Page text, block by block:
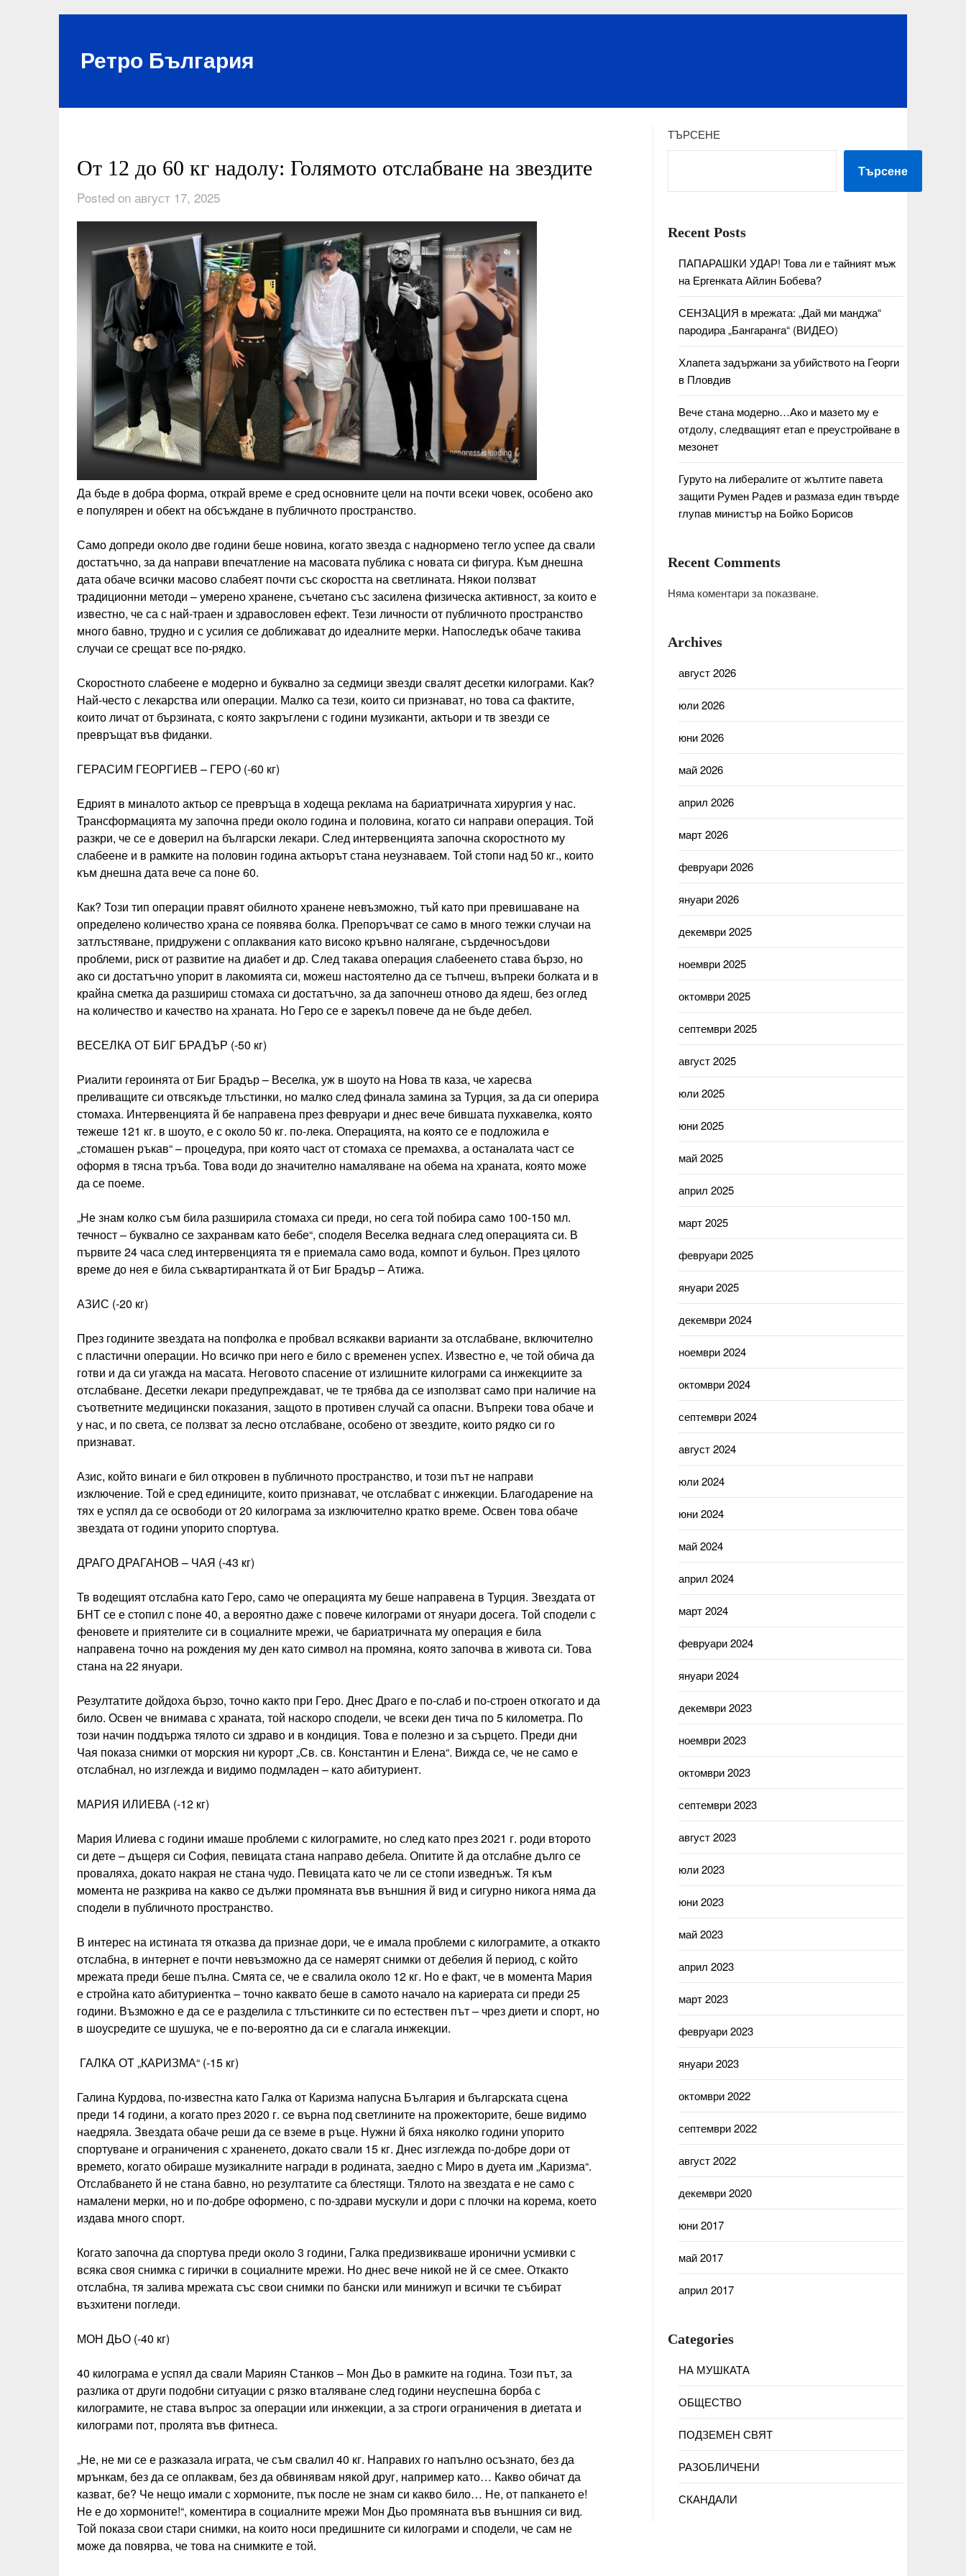
Ретро България
От 12 до 60 кг надолу: Голямото отслабване на звездите
Posted on август 17, 2025
Да бъде в добра форма, открай време е сред основните цели на почти всеки човек, особено ако
е популярен и обект на обсъждане в публичното пространство.
Само допреди около две години беше новина, когато звезда с наднормено тегло успее да свали
достатъчно, за да направи впечатление на масовата публика с новата си фигура. Към днешна
дата обаче всички масово слабеят почти със скоростта на светлината. Някои ползват
традиционни методи – умерено хранене, съчетано със засилена физическа активност, за които е
известно, че са с най-траен и здравословен ефект. Тези личности от публичното пространство
много бавно, трудно и с усилия се доближават до идеалните мерки. Напоследък обаче такива
случаи се срещат все по-рядко.
Скоростното слабеене е модерно и буквално за седмици звезди свалят десетки килограми. Как?
Най-често с лекарства или операции. Малко са тези, които си признават, но това са фактите,
които личат от бързината, с която закръглени с години музиканти, актьори и тв звезди се
превръщат във фиданки.
ГЕРАСИМ ГЕОРГИЕВ – ГЕРО (-60 кг)
Едрият в миналото актьор се превръща в ходеща реклама на бариатричната хирургия у нас.
Трансформацията му започна преди около година и половина, когато си направи операция. Той
разкри, че се е доверил на български лекари. След интервенцията започна скоростното му
слабеене и в рамките на половин година актьорът стана неузнаваем. Той стопи над 50 кг., които
към днешна дата вече са поне 60.
Как? Този тип операции правят обилното хранене невъзможно, тъй като при превишаване на
определено количество храна се появява болка. Препоръчват се само в много тежки случаи на
затлъстяване, придружени с оплаквания като високо кръвно налягане, сърдечносъдови
проблеми, риск от развитие на диабет и др. След такава операция слабеенето става бързо, но
ако си достатъчно упорит в лакомията си, можеш настоятелно да се тъпчеш, въпреки болката и в
крайна сметка да разшириш стомаха си достатъчно, за да започнеш отново да ядеш, без оглед
на количество и качество на храната. Но Геро се е зарекъл повече да не бъде дебел.
ВЕСЕЛКА ОТ БИГ БРАДЪР (-50 кг)
Риалити героинята от Биг Брадър – Веселка, уж в шоуто на Нова тв каза, че харесва
преливащите си отвсякъде тлъстинки, но малко след финала замина за Турция, за да си оперира
стомаха. Интервенцията й бе направена през февруари и днес вече бившата пухкавелка, която
тежеше 121 кг. в шоуто, е с около 50 кг. по-лека. Операцията, на която се е подложила е
„стомашен ръкав“ – процедура, при която част от стомаха се премахва, а останалата част се
оформя в тясна тръба. Това води до значително намаляване на обема на храната, която може
да се поеме.
„Не знам колко съм била разширила стомаха си преди, но сега той побира само 100-150 мл.
течност – буквално се захранвам като бебе“, споделя Веселка веднага след операцията си. В
първите 24 часа след интервенцията тя е приемала само вода, компот и бульон. През цялото
време до нея е била съквартирантката й от Биг Брадър – Атижа.
АЗИС (-20 кг)
През годините звездата на попфолка е пробвал всякакви варианти за отслабване, включително
с пластични операции. Но всичко при него е било с временен успех. Известно е, че той обича да
готви и да си угажда на масата. Неговото спасение от излишните килограми са инжекциите за
отслабване. Десетки лекари предупреждават, че те трябва да се използват само при наличие на
съответните медицински показания, защото в противен случай са опасни. Въпреки това обаче и
у нас, и по света, се ползват за лесно отслабване, особено от звездите, които рядко си го
признават.
Азис, който винаги е бил откровен в публичното пространство, и този път не направи
изключение. Той е сред единиците, които признават, че отслабват с инжекции. Благодарение на
тях е успял да се освободи от 20 килограма за изключително кратко време. Освен това обаче
звездата от години упорито спортува.
ДРАГО ДРАГАНОВ – ЧАЯ (-43 кг)
Тв водещият отслабна като Геро, само че операцията му беше направена в Турция. Звездата от
БНТ се е стопил с поне 40, а вероятно даже с повече килограми от януари досега. Той сподели с
феновете и приятелите си в социалните мрежи, че бариатричната му операция е била
направена точно на рождения му ден като символ на промяна, която започва в живота си. Това
стана на 22 януари.
Резултатите дойдоха бързо, точно както при Геро. Днес Драго е по-слаб и по-строен откогато и да
било. Освен че внимава с храната, той наскоро сподели, че всеки ден тича по 5 километра. По
този начин поддържа тялото си здраво и в кондиция. Това е полезно и за сърцето. Преди дни
Чая показа снимки от морския ни курорт „Св. св. Константин и Елена“. Вижда се, че не само е
отслабнал, но изглежда и видимо подмладен – като абитуриент.
МАРИЯ ИЛИЕВА (-12 кг)
Мария Илиева с години имаше проблеми с килограмите, но след като през 2021 г. роди второто
си дете – дъщеря си София, певицата стана направо дебела. Опитите й да отслабне дълго се
проваляха, докато накрая не стана чудо. Певицата като че ли се стопи изведнъж. Тя към
момента не разкрива на какво се дължи промяната във външния й вид и сигурно никога няма да
сподели в публичното пространство.
В интерес на истината тя отказва да признае дори, че е имала проблеми с килограмите, а откакто
отслабна, в интернет е почти невъзможно да се намерят снимки от дебелия й период, с който
мрежата преди беше пълна. Смята се, че е свалила около 12 кг. Но е факт, че в момента Мария
е стройна като абитуриентка – точно каквато беше в самото начало на кариерата си преди 25
години. Възможно е да се е разделила с тлъстинките си по естествен път – чрез диети и спорт, но
в шоусредите се шушука, че е по-вероятно да си е слагала инжекции.
ГАЛКА ОТ „КАРИЗМА“ (-15 кг)
Галина Курдова, по-известна като Галка от Каризма напусна България и българската сцена
преди 14 години, а когато през 2020 г. се върна под светлините на прожекторите, беше видимо
наедряла. Звездата обаче реши да се вземе в ръце. Нужни й бяха няколко години упорито
спортуване и ограничения с храненето, докато свали 15 кг. Днес изглежда по-добре дори от
времето, когато обираше музикалните награди в родината, заедно с Миро в дуета им „Каризма“.
Отслабването й не стана бавно, но резултатите са блестящи. Тялото на звездата е не само с
намалени мерки, но и по-добре оформено, с по-здрави мускули и дори с плочки на корема, което
издава много спорт.
Когато започна да спортува преди около 3 години, Галка предизвикваше иронични усмивки с
всяка своя снимка с гирички в социалните мрежи. Но днес вече никой не й се смее. Откакто
отслабна, тя залива мрежата със свои снимки по бански или минижуп и всички те събират
възхитени погледи.
МОН ДЬО (-40 кг)
40 килограма е успял да свали Мариян Станков – Мон Дьо в рамките на година. Този път, за
разлика от други подобни ситуации с рязко вталяване след години неуспешна борба с
килограмите, не става въпрос за операции или инжекции, а за строги ограничения в диетата и
килограми пот, пролята във фитнеса.
„Не, не ми се е разказала играта, че съм свалил 40 кг. Направих го напълно осъзнато, без да
мрънкам, без да се оплаквам, без да обвинявам някой друг, например като… Какво обичат да
казват, бе? Че нещо имали с хормоните, пък после не знам си какво било… Не, от папкането е!
Не е до хормоните!“, коментира в социалните мрежи Мон Дьо промяната във външния си вид.
Той показа свои стари снимки, на които носи предишните си килограми и сподели, че сам не
може да повярва, че това на снимките е той.
ТЪРСЕНЕ
Търсене
Recent Posts
ПАПАРАШКИ УДАР! Това ли е тайният мъж
на Ергенката Айлин Бобева?
СЕНЗАЦИЯ в мрежата: „Дай ми манджа“
пародира „Бангаранга“ (ВИДЕО)
Хлапета задържани за убийството на Георги
в Пловдив
Вече стана модерно…Ако и мазето му е
отдолу, следващият етап е преустройване в
мезонет
Гуруто на либералите от жълтите павета
защити Румен Радев и размаза един твърде
глупав министър на Бойко Борисов
Recent Comments
Няма коментари за показване.
Archives
август 2026
юли 2026
юни 2026
май 2026
април 2026
март 2026
февруари 2026
януари 2026
декември 2025
ноември 2025
октомври 2025
септември 2025
август 2025
юли 2025
юни 2025
май 2025
април 2025
март 2025
февруари 2025
януари 2025
декември 2024
ноември 2024
октомври 2024
септември 2024
август 2024
юли 2024
юни 2024
май 2024
април 2024
март 2024
февруари 2024
януари 2024
декември 2023
ноември 2023
октомври 2023
септември 2023
август 2023
юли 2023
юни 2023
май 2023
април 2023
март 2023
февруари 2023
януари 2023
октомври 2022
септември 2022
август 2022
декември 2020
юни 2017
май 2017
април 2017
Categories
НА МУШКАТА
ОБЩЕСТВО
ПОДЗЕМЕН СВЯТ
РАЗОБЛИЧЕНИ
СКАНДАЛИ